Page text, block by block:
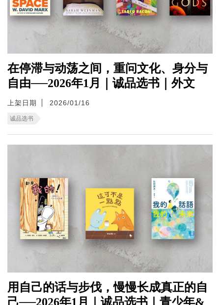
在停滞与动荡之间，重问文化、身分与
自由──2026年1月｜诚品选书｜外文
上架日期 2026/01/16
诚品选书
用自己的话与步伐，慢慢长成真正的自
己──2026年1月｜诚品选书｜青少年&